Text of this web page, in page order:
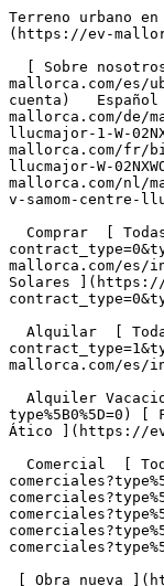
Terreno urbano en el corazón de Llucmajor - Engel &amp; Völkers Mallorca                [ ![EV Mallorca](https://cdn.ev-mallorca.com/images/web/EV_Logo_RGB.svg) ](https://ev-mallorca.com/es)  Mallorca  

  [ Sobre nosotros ](https://ev-mallorca.com/es/sobre-nosotros) [ Sobre Mallorca ](https://ev-mallorca.com/es/sobre-mallorca) [ Contacto ](https://ev-mallorca.com/es/ubicaciones-de-oficinas) [ Vender propiedad ](https://ev-mallorca.com/es/vender-propiedad-mallorca) [    Mi cuenta  ](https://ev-mallorca.com/es/mi-cuenta)   Español       [ English ](https://ev-mallorca.com/en/mallorca-property/prime-urban-plot-in-llucmajor-W-02NXWO)    [ Deutsch ](https://ev-mallorca.com/de/mallorca-immobilie/baugrundstuck-im-herzen-von-llucmajor-W-02NXWO)   [ Català ](https://ev-mallorca.com/ca/immoble-mallorca/parcella-urbana-al-cor-de-llucmajor-1-W-02NXWO)   [ Svenska ](https://ev-mallorca.com/sv/mallorca-fastighet/byggnadstomt-i-hjartat-av-llucmajor-W-02NXWO)   [ Français ](https://ev-mallorca.com/fr/bien-majorque/terrain-a-batir-au-coeur-de-llucmajor-W-02NXWO)   [ Polski ](https://ev-